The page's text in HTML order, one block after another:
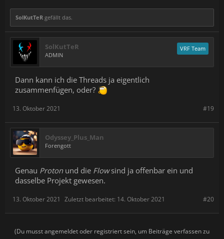
SolKutTeR gefällt das.
SolKutTeR
ADMIN
VRF Team
Dann kann ich die Threads ja eigentlich
zusammenfügen, oder?
#19
13. Oktober 2021
Odyssey_Plus_Man
Forengott
Genau Proton und die Flowsind ja offenbar ein und
dasselbe Projekt gewesen.
#20
13. Oktober 2021 Zuletzt bearbeitet: 14. Oktober 2021
(Du musst angemeldet oder registriert sein, um Beiträge verfassen zu